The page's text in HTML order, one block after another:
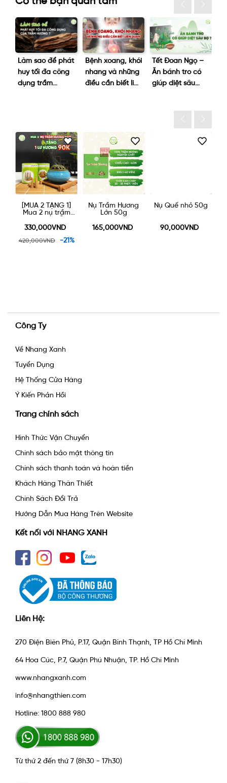
Làm sao để phát
huy tối đa công
dụng trầm
Bệnh xoang, khói
nhang và những
điều cần biết liên
Tết Đoan Ngọ –
Ăn bánh tro có
giúp diệt sâu
[MUA 2 TẶNG 1]
Mua 2 nụ trầm
1 lư gốm xông
330,000VND
420,000VND -21%
Nụ Trầm Hương
Lớn 50g
165,000VND
Nụ Quế nhỏ 50g
90,000VND
Công Ty
Về Nhang Xanh
Tuyển Dụng
Hệ Thống Cửa Hàng
Ý Kiến Phản Hồi
Trang chính sách
Hình Thức Vận Chuyển
Chính sách bảo mật thông tin
Chính sách thanh toán và hoàn tiền
Khách Hàng Thân Thiết
Chính Sách Đổi Trả
Hướng Dẫn Mua Hàng Trên Website
Kết nối với NHANG XANH
Liên Hệ:
270 Điện Biên Phủ, P.17, Quận Bình Thạnh, TP Hồ Chí Minh
64 Hoa Cúc, P.7, Quận Phú Nhuận, TP. Hồ Chí Minh
www.nhangxanh.com
info@nhangthien.com
Hotline: 1800 888 980
Từ thứ 2 đến thứ 7 (8h30 - 17h30)